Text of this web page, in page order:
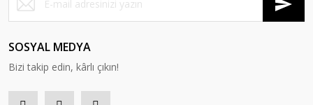
SOSYAL MEDYA
Bizi takip edin, kârlı çıkın!